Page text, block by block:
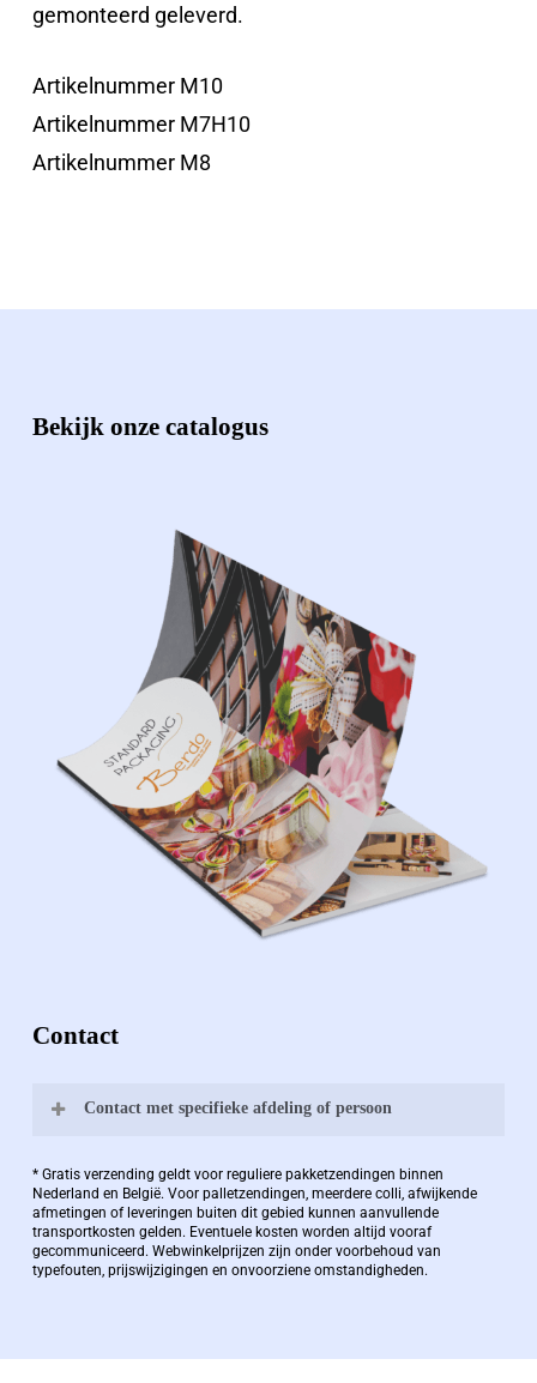
gemonteerd geleverd.
Artikelnummer M10
Artikelnummer M7H10
Artikelnummer M8
Bekijk onze catalogus
Contact
Contact met specifieke afdeling of persoon
Bernard Pauwels:
Zaakvoerder Berdo
bernard@berdo.be
* Gratis verzending geldt voor reguliere pakketzendingen binnen
Nederland en België. Voor palletzendingen, meerdere colli, afwijkende
afmetingen of leveringen buiten dit gebied kunnen aanvullende
transportkosten gelden. Eventuele kosten worden altijd vooraf
gecommuniceerd. Webwinkelprijzen zijn onder voorbehoud van
typefouten, prijswijzigingen en onvoorziene omstandigheden.